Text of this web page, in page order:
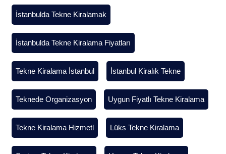
İstanbulda Tekne Kiralamak
İstanbulda Tekne Kiralama Fiyatları
Tekne Kiralama İstanbul İstanbul Kiralık Tekne
Teknede Organizasyon Uygun Fiyatlı Tekne Kiralama
Tekne Kiralama Hizmetl Lüks Tekne Kiralama